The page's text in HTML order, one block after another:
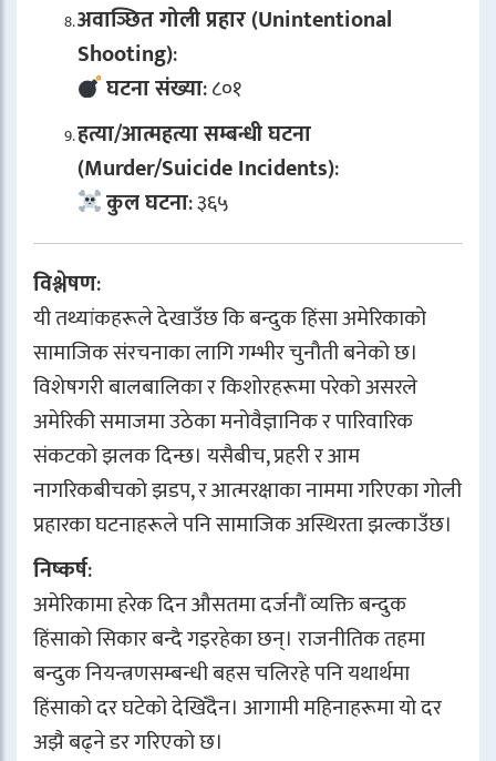
अवाञ्छित गोली प्रहार (Unintentional
Shooting):
घटना संख्या: ८०१
हत्या/आत्महत्या सम्बन्धी घटना
(Murder/Suicide Incidents):
कुल घटना: ३६५
विश्लेषण:
यी तथ्यांकहरूले देखाउँछ कि बन्दुक हिंसा अमेरिकाको
सामाजिक संरचनाका लागि गम्भीर चुनौती बनेको छ।
विशेषगरी बालबालिका र किशोरहरूमा परेको असरले
अमेरिकी समाजमा उठेका मनोवैज्ञानिक र पारिवारिक
संकटको झलक दिन्छ। यसैबीच, प्रहरी र आम
नागरिकबीचको झडप, र आत्मरक्षाका नाममा गरिएका गोली
प्रहारका घटनाहरूले पनि सामाजिक अस्थिरता झल्काउँछ।
निष्कर्ष:
अमेरिकामा हरेक दिन औसतमा दर्जनौं व्यक्ति बन्दुक
हिंसाको सिकार बन्दै गइरहेका छन्। राजनीतिक तहमा
बन्दुक नियन्त्रणसम्बन्धी बहस चलिरहे पनि यथार्थमा
हिंसाको दर घटेको देखिँदैन। आगामी महिनाहरूमा यो दर
अझै बढ्ने डर गरिएको छ।